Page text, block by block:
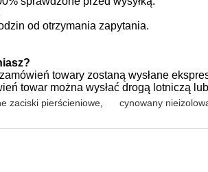
od otrzymania zapytania.
towary zostaną wysłane
towar można wysłać drogą lotniczą
zaciski pierścieniowe cynowany